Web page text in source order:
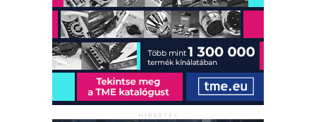
HIRDETÉS